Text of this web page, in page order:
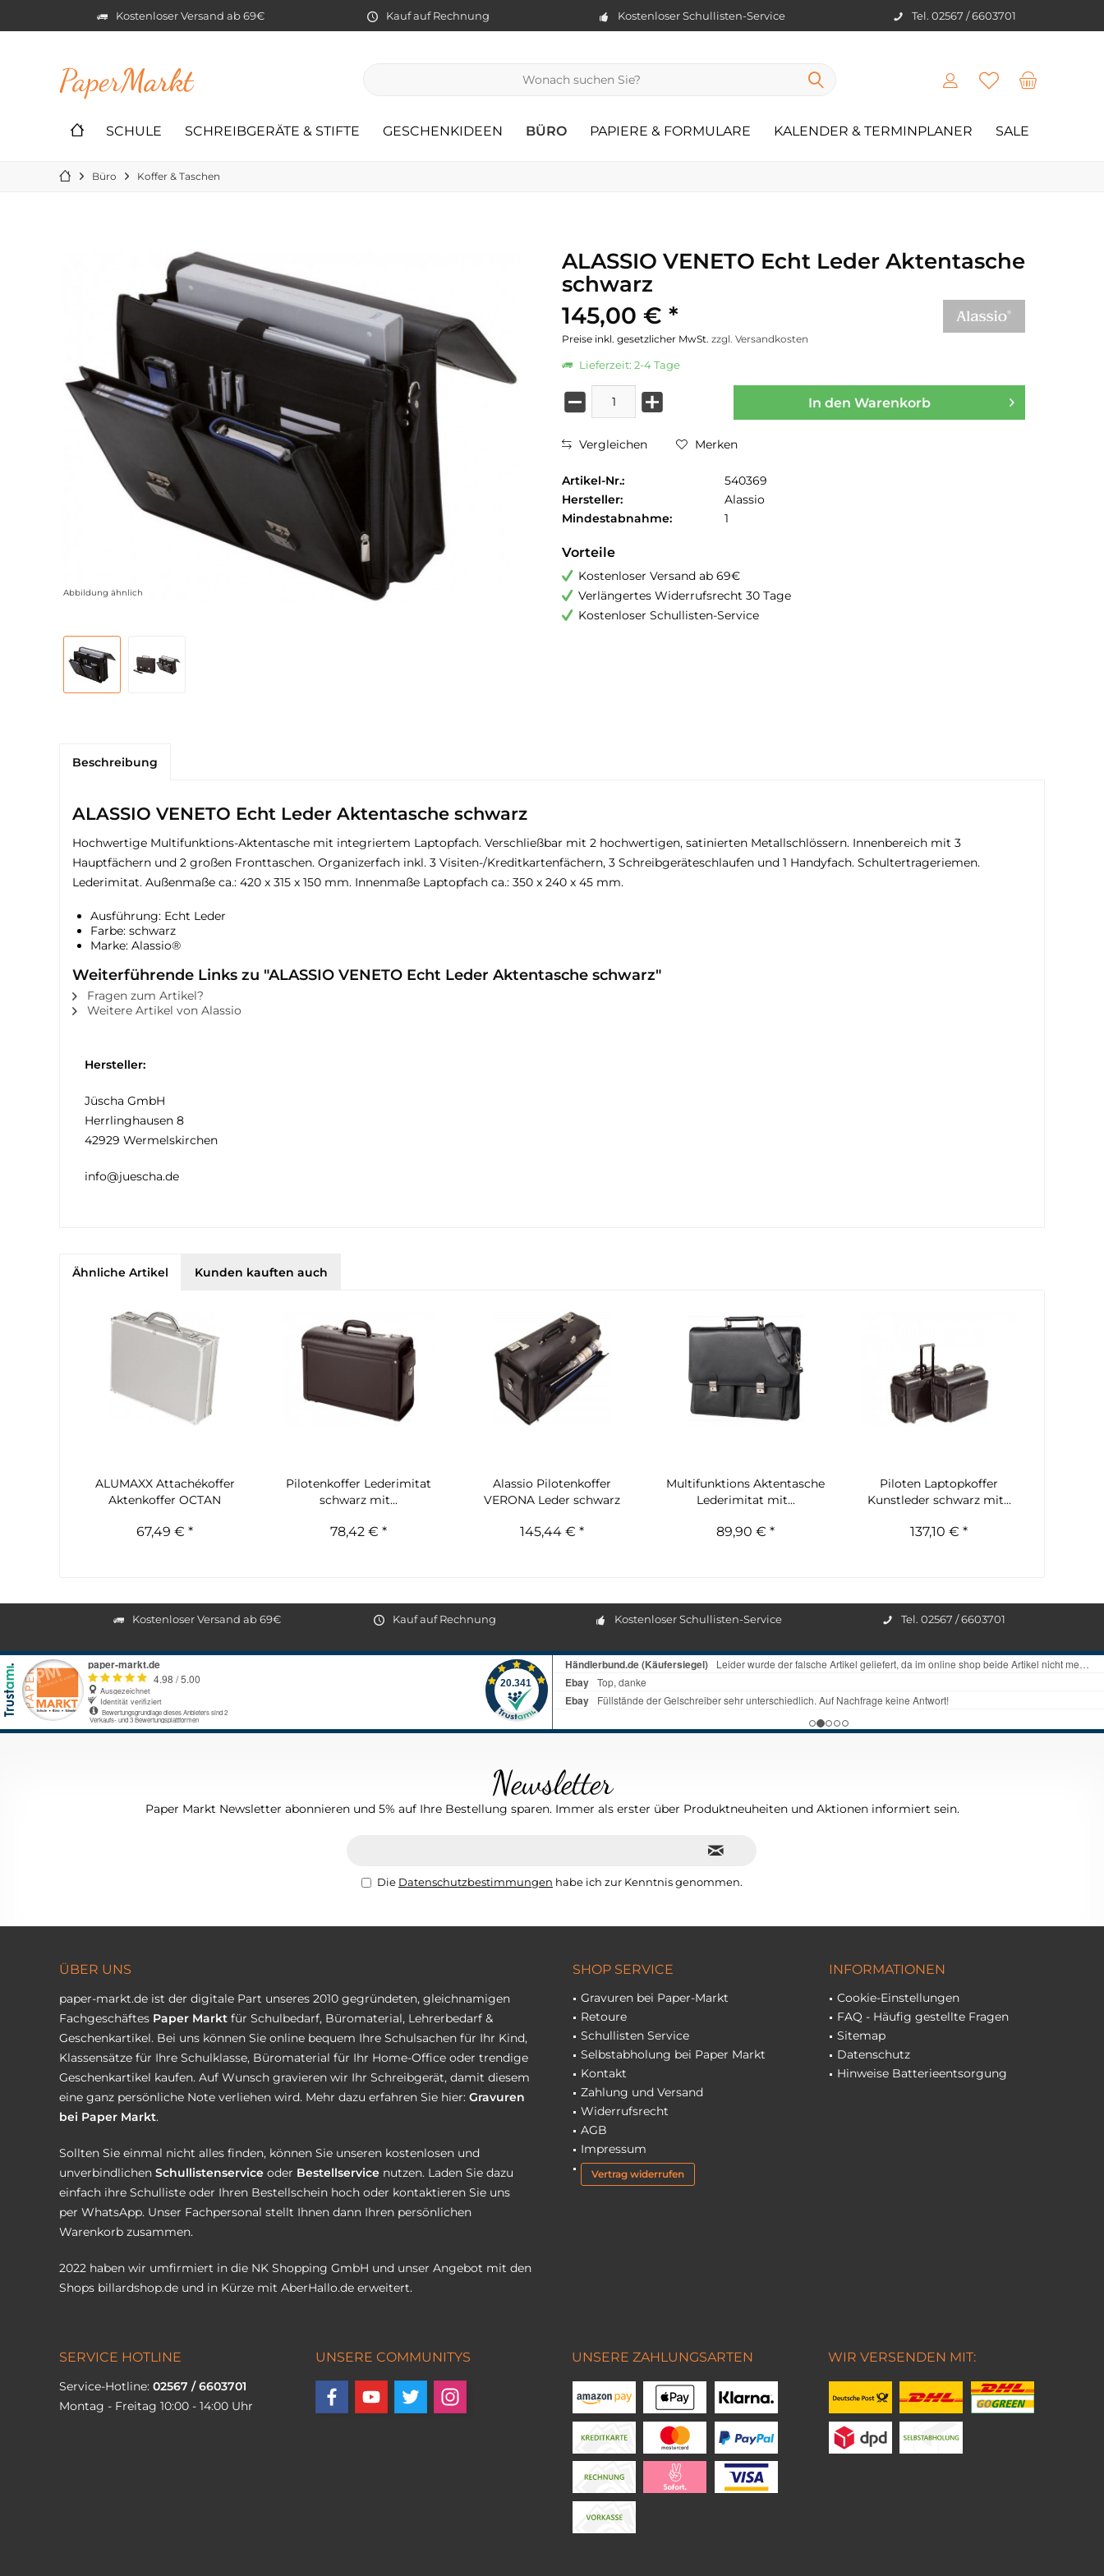
Kostenloser Versand ab 69€ Kauf auf Rechnung Kostenloser Schullisten-Service Tel. 02567 / 6603701
PaperMarkt
SCHULE SCHREIBGERÄTE & STIFTE GESCHENKIDEEN BÜRO PAPIERE & FORMULARE KALENDER & TERMINPLANER SALE
Büro Koffer & Taschen
Abbildung ähnlich
ALASSIO VENETO Echt Leder Aktentasche
schwarz
145,00 € *
Preise inkl. gesetzlicher MwSt. zzgl. Versandkosten
Lieferzeit: 2-4 Tage
In den Warenkorb
Vergleichen Merken
Artikel-Nr.:
540369
Hersteller:
Alassio
Mindestabnahme:
1
Vorteile
Kostenloser Versand ab 69€
Verlängertes Widerrufsrecht 30 Tage
Kostenloser Schullisten-Service
Beschreibung
ALASSIO VENETO Echt Leder Aktentasche schwarz
Hochwertige Multifunktions-Aktentasche mit integriertem Laptopfach. Verschließbar mit 2 hochwertigen, satinierten Metallschlössern. Innenbereich mit 3
Hauptfächern und 2 großen Fronttaschen. Organizerfach inkl. 3 Visiten-/Kreditkartenfächern, 3 Schreibgeräteschlaufen und 1 Handyfach. Schultertrageriemen.
Lederimitat. Außenmaße ca.: 420 x 315 x 150 mm. Innenmaße Laptopfach ca.: 350 x 240 x 45 mm.
Ausführung: Echt Leder
Farbe: schwarz
Marke: Alassio®
Weiterführende Links zu "ALASSIO VENETO Echt Leder Aktentasche schwarz"
Fragen zum Artikel?
Weitere Artikel von Alassio
Hersteller:
Jüscha GmbH
Herrlinghausen 8
42929 Wermelskirchen
info@juescha.de
Ähnliche Artikel Kunden kauften auch
ALUMAXX Attachékoffer
Aktenkoffer OCTAN
67,49 € *
Pilotenkoffer Lederimitat
schwarz mit...
78,42 € *
Alassio Pilotenkoffer
VERONA Leder schwarz
145,44 € *
Multifunktions Aktentasche
Lederimitat mit...
89,90 € *
Piloten Laptopkoffer
Kunstleder schwarz mit...
137,10 € *
Kostenloser Versand ab 69€ Kauf auf Rechnung Kostenloser Schullisten-Service Tel. 02567 / 6603701
Newsletter
Paper Markt Newsletter abonnieren und 5% auf Ihre Bestellung sparen. Immer als erster über Produktneuheiten und Aktionen informiert sein.
Die Datenschutzbestimmungen habe ich zur Kenntnis genommen.
ÜBER UNS
paper-markt.de ist der digitale Part unseres 2010 gegründeten, gleichnamigen
Fachgeschäftes Paper Markt für Schulbedarf, Büromaterial, Lehrerbedarf &
Geschenkartikel. Bei uns können Sie online bequem Ihre Schulsachen für Ihr Kind,
Klassensätze für Ihre Schulklasse, Büromaterial für Ihr Home-Office oder trendige
Geschenkartikel kaufen. Auf Wunsch gravieren wir Ihr Schreibgerät, damit diesem
eine ganz persönliche Note verliehen wird. Mehr dazu erfahren Sie hier: Gravuren
bei Paper Markt.
Sollten Sie einmal nicht alles finden, können Sie unseren kostenlosen und
unverbindlichen Schullistenservice oder Bestellservice nutzen. Laden Sie dazu
einfach ihre Schulliste oder Ihren Bestellschein hoch oder kontaktieren Sie uns
per WhatsApp. Unser Fachpersonal stellt Ihnen dann Ihren persönlichen
Warenkorb zusammen.
2022 haben wir umfirmiert in die NK Shopping GmbH und unser Angebot mit den
Shops billardshop.de und in Kürze mit AberHallo.de erweitert.
SHOP SERVICE
Gravuren bei Paper-Markt
Retoure
Schullisten Service
Selbstabholung bei Paper Markt
Kontakt
Zahlung und Versand
Widerrufsrecht
AGB
Impressum
Vertrag widerrufen
INFORMATIONEN
Cookie-Einstellungen
FAQ - Häufig gestellte Fragen
Sitemap
Datenschutz
Hinweise Batterieentsorgung
SERVICE HOTLINE
Service-Hotline: 02567 / 6603701
Montag - Freitag 10:00 - 14:00 Uhr
UNSERE COMMUNITYS UNSERE ZAHLUNGSARTEN WIR VERSENDEN MIT: